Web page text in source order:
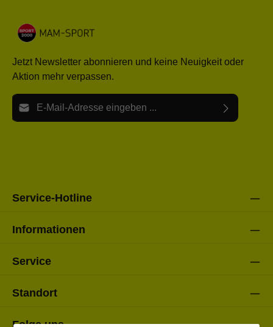
Jetzt Newsletter abonnieren und keine Neuigkeit oder
Aktion mehr verpassen.
E-Mail-Adresse*
Service-Hotline
Informationen
Service
Standort
Folge uns